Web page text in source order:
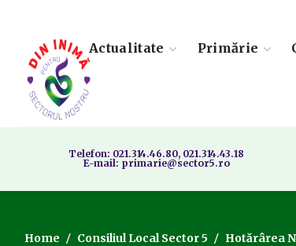
Actualitate Primărie
Telefon: 021.314.46.80, 021.314.43.18
E-mail: primarie@sector5.ro
Home Consiliul Local Sector 5 Hotărârea